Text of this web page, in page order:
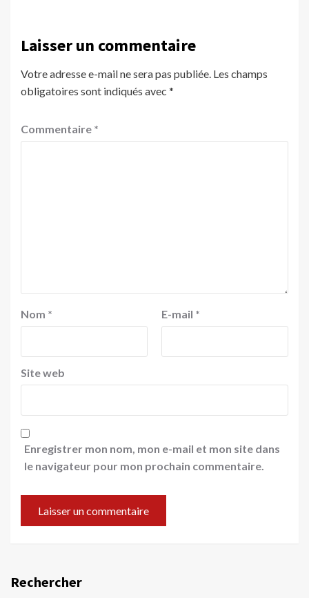
Laisser un commentaire
Votre adresse e-mail ne sera pas publiée. Les champs
obligatoires sont indiqués avec *
Commentaire *
Nom * E-mail *
Site web
Enregistrer mon nom, mon e-mail et mon site dans
le navigateur pour mon prochain commentaire.
Rechercher